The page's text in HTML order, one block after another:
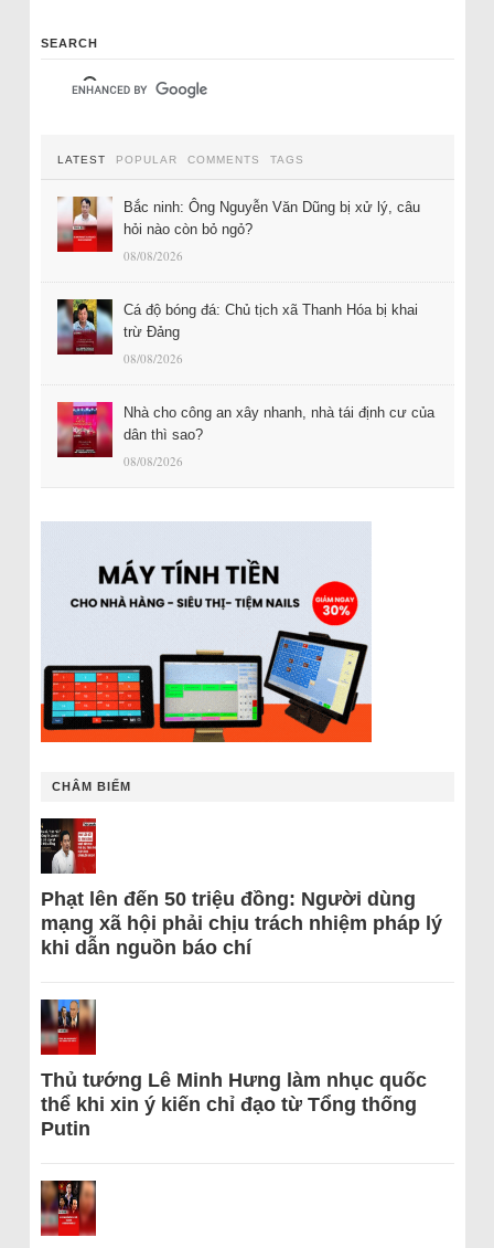
SEARCH
LATEST POPULAR COMMENTS TAGS
Bắc ninh: Ông Nguyễn Văn Dũng bị xử lý, câu
hỏi nào còn bỏ ngỏ?
08/08/2026
Cá độ bóng đá: Chủ tịch xã Thanh Hóa bị khai
trừ Đảng
08/08/2026
Nhà cho công an xây nhanh, nhà tái định cư của
dân thì sao?
08/08/2026
CHÂM BIẾM
Phạt lên đến 50 triệu đồng: Người dùng
mạng xã hội phải chịu trách nhiệm pháp lý
khi dẫn nguồn báo chí
Thủ tướng Lê Minh Hưng làm nhục quốc
thể khi xin ý kiến chỉ đạo từ Tổng thống
Putin